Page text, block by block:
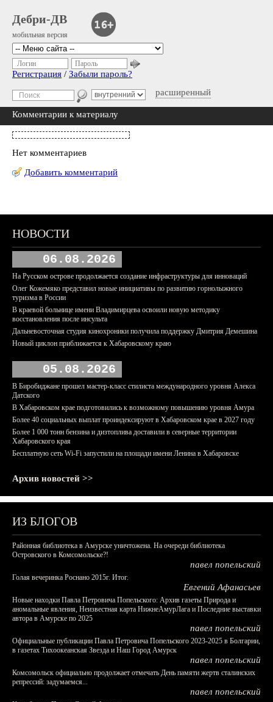
Дебри-ДВ
мобильная версия
расширенный
Логин Пароль
Регистрация / Забыли пароль?
Комментарии к материалу
Нет комментариев
Добавить комментарий
НОВОСТИ
06.08.2026
На Русском острове продолжается создание инфраструктуры для инноваций
Олег Кожемяко представил новые инициативы по развитию горнолыжного
туризма в России
В краевой больнице имени Владимирцева освоили новую методику
восстановления после инсульта
Дальневосточная студия кинохроники получила поддержку Дмитрия Демешина
Новый циклон приближается к Хабаровскому краю
05.08.2026
В Биробиджане прошел мастер-класс стилиста международного уровня Алекса
Датского
В Хабаровском крае подготовились к возможному повышению уровня Амура
Более 40 социальных выплат проиндексируют в Хабаровском крае в 2027 году
Более 1 000 тонн бензина и дизтоплива доставили в северные территории
Хабаровского края
Бесплатную сеть Wi-Fi запустили на площади имени Ленина в Хабаровске
Архив новостей >>
ИЗ БЛОГОВ
Районная библиотека в Амурске уничтожена. На очереди библиотека
Островского в Комсомольске?!
павел попельский
Голая вечеринка Роснано 2015г. Итог.
Евгений Афанасьев
Новые находки Павла Петровича Попельского: Архив газеты Природа и
аномальные явления, Неизвестная карта НижнеАмурЛага и Последние выставки
автора в Амурске по 2025
павел попельский
Официальные публикации Павла Петровича Попельского 2023-2025 в Болгарии,
в газетах Тихоокеанская Звезда и Наш Город Амурск
павел попельский
Комсомольск официально продолжает отмечать День памяти жертв сталинских
репрессий: задумаемся...
павел попельский